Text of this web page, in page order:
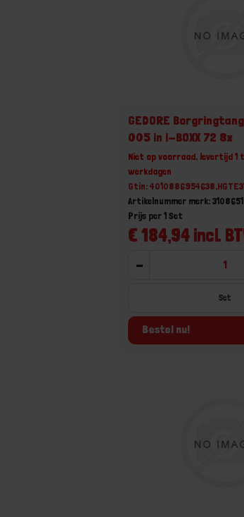
GEDORE
005 in i-BOXX 72 8x
Niet op voorraad, levertijd 1
werkdagen
Gtin:
Artikelnummer merk: 3108651
€ 184,94 incl.
Prijs per 1 Set
-
Set
Bestel nu!